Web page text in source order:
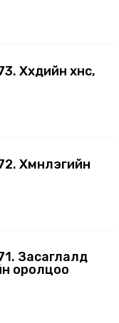
Хүүхдийн хүнс,
Хүмүүнлэгийн
Засаглалд
оролцоо